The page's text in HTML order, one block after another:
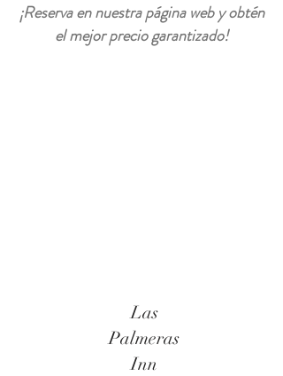
¡Reserva en nuestra página web y obtén
el mejor precio garantizado!
Las
Palmeras
Inn